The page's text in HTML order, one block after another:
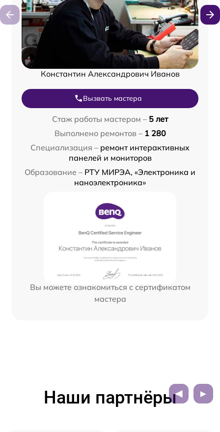
Константин Александрович Иванов
Вызвать мастера
Стаж работы мастером – 5 лет
Выполнено ремонтов – 1 280
Специализация – ремонт интерактивных
панелей и мониторов
Образование – РТУ МИРЭА, «Электроника и
наноэлектроника»
Вы можете ознакомиться с сертификатом
мастера
Наши партнёры